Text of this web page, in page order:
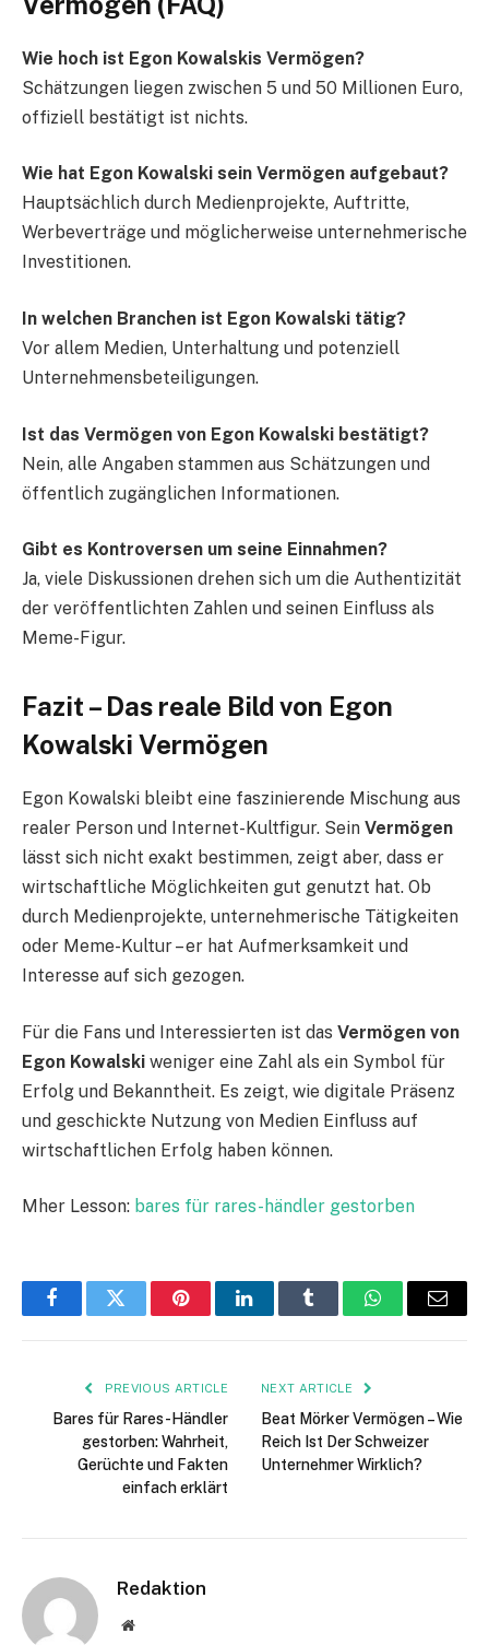
Wie hoch ist Egon Kowalskis Vermögen?
Schätzungen liegen zwischen 5 und 50 Millionen Euro,
offiziell bestätigt ist nichts.
Wie hat Egon Kowalski sein Vermögen aufgebaut?
Hauptsächlich durch Medienprojekte, Auftritte,
Werbeverträge und möglicherweise unternehmerische
Investitionen.
In welchen Branchen ist Egon Kowalski tätig?
Vor allem Medien, Unterhaltung und potenziell
Unternehmensbeteiligungen.
Ist das Vermögen von Egon Kowalski bestätigt?
Nein, alle Angaben stammen aus Schätzungen und
öffentlich zugänglichen Informationen.
Gibt es Kontroversen um seine Einnahmen?
Ja, viele Diskussionen drehen sich um die Authentizität
der veröffentlichten Zahlen und seinen Einfluss als
Meme-Figur.
Fazit – Das reale Bild von Egon
Kowalski Vermögen
Egon Kowalski bleibt eine faszinierende Mischung aus
realer Person und Internet-Kultfigur. Sein Vermögen
lässt sich nicht exakt bestimmen, zeigt aber, dass er
wirtschaftliche Möglichkeiten gut genutzt hat. Ob
durch Medienprojekte, unternehmerische Tätigkeiten
oder Meme-Kultur – er hat Aufmerksamkeit und
Interesse auf sich gezogen.
Für die Fans und Interessierten ist das Vermögen von
Egon Kowalski weniger eine Zahl als ein Symbol für
Erfolg und Bekanntheit. Es zeigt, wie digitale Präsenz
und geschickte Nutzung von Medien Einfluss auf
wirtschaftlichen Erfolg haben können.
Mher Lesson: bares für rares-händler gestorben
FacebookTwitter PinterestLinkedInTumblr WhatsAppEmail
PREVIOUS ARTICLE
Bares für Rares-Händler
gestorben: Wahrheit,
Gerüchte und Fakten
einfach erklärt
NEXT ARTICLE
Beat Mörker Vermögen – Wie
Reich Ist Der Schweizer
Unternehmer Wirklich?
Redaktion
Website